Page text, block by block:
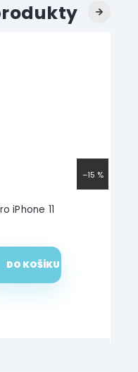
–15 %
iPhone 11
DO KOŠÍKU
Next